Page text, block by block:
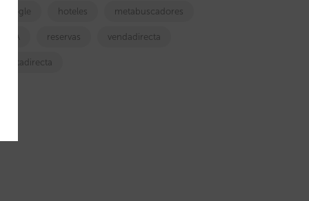
google hoteles metabuscadores
OTA reservas vendadirecta
ventadirecta